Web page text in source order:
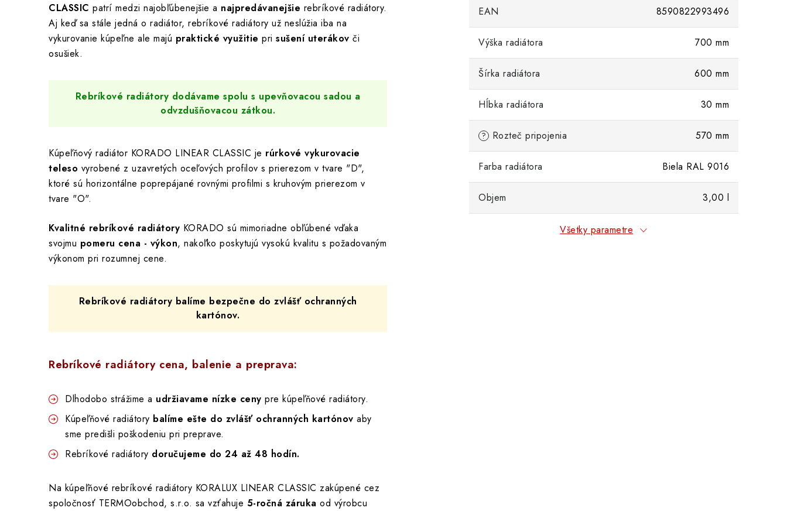
CLASSIC patrí medzi najobľúbenejšie a najpredávanejšie rebríkové radiátory.
Aj keď sa stále jedná o radiátor, rebríkové radiátory už neslúžia iba na
vykurovanie kúpeľne ale majú praktické využitie pri sušení uterákov či
osušiek.
Rebríkové radiátory dodávame spolu s upevňovacou sadou a
odvzdušňovacou zátkou.
Kúpeľňový radiátor KORADO LINEAR CLASSIC je rúrkové vykurovacie
teleso vyrobené z uzavretých oceľových profilov s prierezom v tvare "D",
ktoré sú horizontálne poprepájané rovnými profilmi s kruhovým prierezom v
tvare "O".
Kvalitné rebríkové radiátory KORADO sú mimoriadne obľúbené vďaka
svojmu pomeru cena - výkon, nakoľko poskytujú vysokú kvalitu s požadovaným
výkonom pri rozumnej cene.
Rebríkové radiátory balíme bezpečne do zvlášť ochranných
kartónov.
Rebríkové radiátory cena, balenie a preprava:
Dlhodobo strážime a udržiavame nízke ceny pre kúpeľňové radiátory.
Kúpeľňové radiátory balíme ešte do zvlášť ochranných kartónov aby
sme predišli poškodeniu pri preprave.
Rebríkové radiátory doručujeme do 24 až 48 hodín.
Na kúpeľňové rebríkové radiátory KORALUX LINEAR CLASSIC zakúpené cez
spoločnosť TERMOobchod, s.r.o. sa vzťahuje 5-ročná záruka od výrobcu
EAN 8590822993496
Výška radiátora 700 mm
Šírka radiátora 600 mm
Hĺbka radiátora 30 mm
? Rozteč pripojenia 570 mm
Farba radiátora Biela RAL 9016
Objem 3,00 l
Všetky parametre